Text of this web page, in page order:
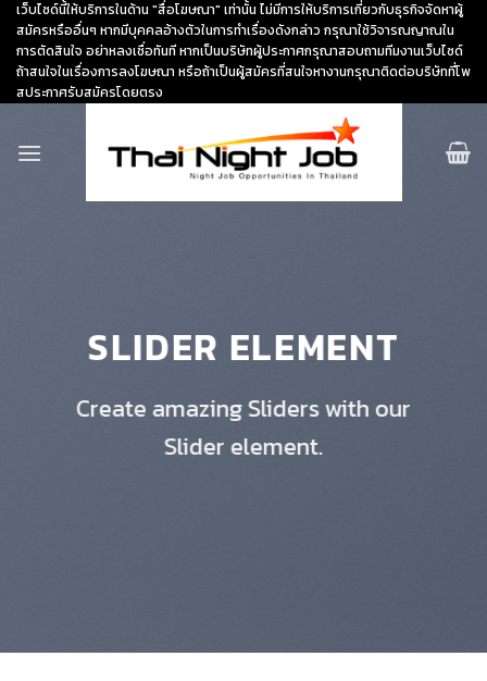
Skip
content
เว็บไซด์นี้ให้บริการในด้าน "สื่อโฆษณา" เท่านั้น ไม่มีการให้บริการเกี่ยวกับธุรกิจจัดหาผู้
สมัครหรืออื่นๆ หากมีบุคคลอ้างตัวในการทำเรื่องดังกล่าว กรุณาใช้วิจารณญาณใน
การตัดสินใจ อย่าหลงเชื่อทันที หากเป็นบริษัทผู้ประกาศกรุณาสอบถามทีมงานเว็บไซด์
ถ้าสนใจในเรื่องการลงโฆษณา หรือถ้าเป็นผู้สมัครที่สนใจหางานกรุณาติดต่อบริษัทที่โพ
สประกาศรับสมัครโดยตรง
SLIDER ELEMENT
Create amazing Sliders with our
Slider element.